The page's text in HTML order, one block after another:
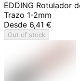
EDDING Rotulador
Trazo 1-2mm
Desde 6,41 €
Out of stock